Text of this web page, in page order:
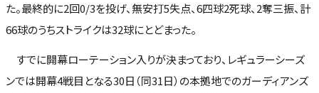
た。最終的に2回0/3を投げ、無安打5失点、6四球2死球、2奪三振、計
66球のうちストライクは32球にとどまった。
すでに開幕ローテーション入りが決まっており、レギュラーシーズ
ンでは開幕4戦目となる30日（同31日）の本拠地でのガーディアンズ